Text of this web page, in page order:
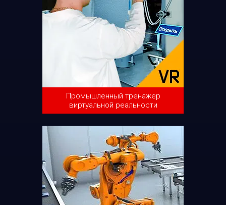
Промышленный тренажер
виртуальной реальности